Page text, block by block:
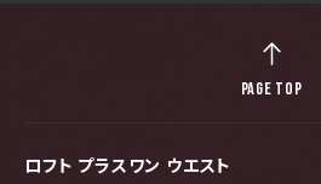
ロフト プラスワン ウエスト
PAGE TOP